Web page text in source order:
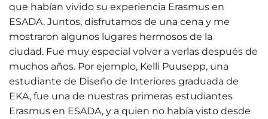
que habían vivido su experiencia Erasmus en
ESADA. Juntos, disfrutamos de una cena y me
mostraron algunos lugares hermosos de la
ciudad. Fue muy especial volver a verlas después de
muchos años. Por ejemplo, Kelli Puusepp, una
estudiante de Diseño de Interiores graduada de
EKA, fue una de nuestras primeras estudiantes
Erasmus en ESADA, y a quien no había visto desde